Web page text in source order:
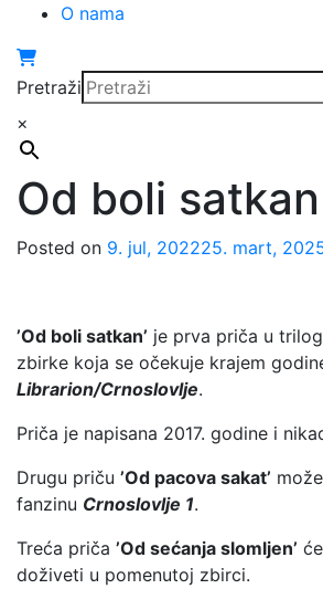
O nama
Pretraži
×
Od boli
Posted on 9. jul, 202225. mart,
’Od boli satkan’ je prva priča u
zbirke koja se očekuje krajem
Librarion/Crnoslovlje.
Priča je napisana 2017. godine i
Drugu priču ’Od pacova sakat’
fanzinu Crnoslovlje 1.
Treća priča ’Od sećanja slomljen’
doživeti u pomenutoj zbirci.